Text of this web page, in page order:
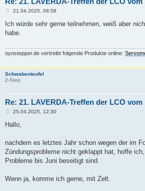
B
i
r
21.04.2025, 08:58
Ich würde sehr gerne teilnehmen, weiß aber
habe.
oyostepper.de vertreibt folgende Produkte online:
Schwabenteufel
2-Step
Re: 21. LAVERDA-Treffen der LCO vom
B
i
a
25.04.2025, 12:30
Hallo,
nachdem es letztes Jahr schon wegen der im
Zündungsprobleme nicht geklappt hat, hoffe
Probleme bis Juni beseitigt sind.
Wenn ja, komme ich gerne, mit Zelt.